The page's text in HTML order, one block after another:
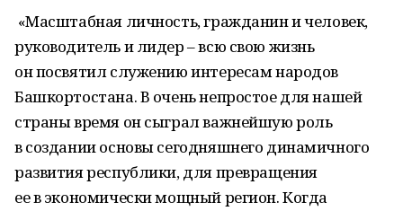
«Масштабная личность, гражданин и человек,
руководитель и лидер – всю свою жизнь
он посвятил служению интересам народов
Башкортостана. В очень непростое для нашей
страны время он сыграл важнейшую роль
в создании основы сегодняшнего динамичного
развития республики, для превращения
ее в экономически мощный регион. Когда